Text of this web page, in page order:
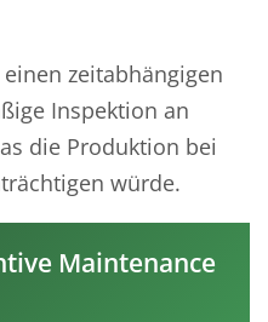
zeitabhängigen
Inspektion an
die Produktion bei
würde.
Maintenance